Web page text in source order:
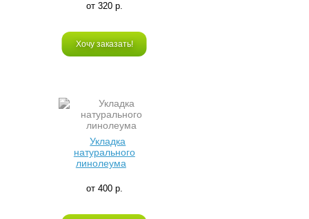
от 320 р.
Хочу заказать!
Укладка
натурального
линолеума
от 400 р.